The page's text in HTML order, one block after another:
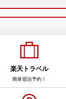
楽天トラベル
簡単宿泊予約！